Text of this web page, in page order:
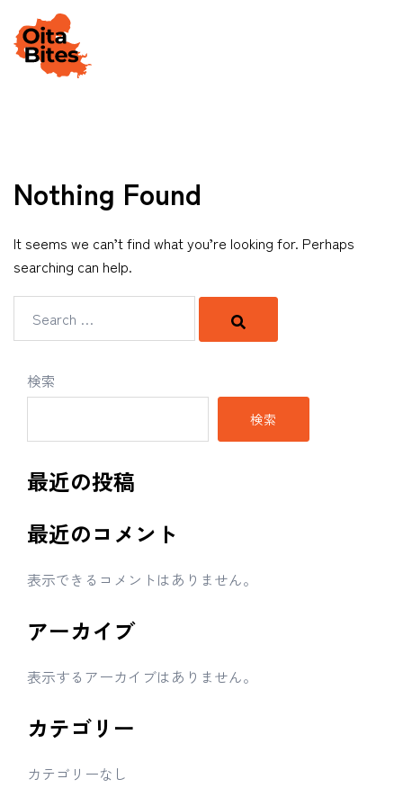
content
Nothing Found
It seems we can’t find what you’re looking for. Perhaps
searching can help.
検索
検索
最近の投稿
最近のコメント
表示できるコメントはありません。
アーカイブ
表示するアーカイブはありません。
カテゴリー
カテゴリーなし